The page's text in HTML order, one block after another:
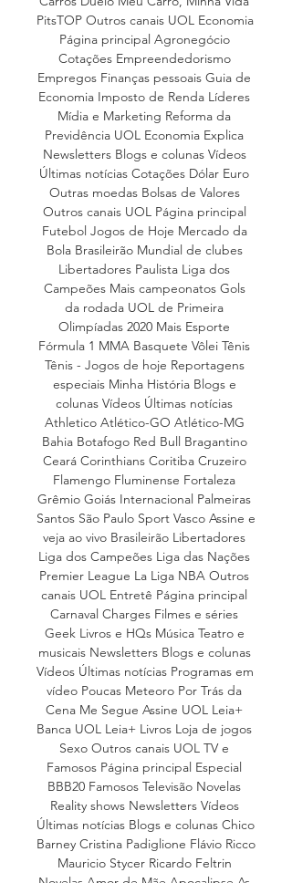
PitsTOP Outros canais UOL Economia
Página principal Agronegócio
Cotações Empreendedorismo
Empregos Finanças pessoais Guia de
Economia Imposto de Renda Líderes
Mídia e Marketing Reforma da
Previdência UOL Economia Explica
Newsletters Blogs e colunas Vídeos
Últimas notícias Cotações Dólar Euro
Outras moedas Bolsas de Valores
Outros canais UOL Página principal
Futebol Jogos de Hoje Mercado da
Bola Brasileirão Mundial de clubes
Libertadores Paulista Liga dos
Campeões Mais campeonatos Gols
da rodada UOL de Primeira
Olimpíadas 2020 Mais Esporte
Fórmula 1 MMA Basquete Vôlei Tênis
Tênis - Jogos de hoje Reportagens
especiais Minha História Blogs e
colunas Vídeos Últimas notícias
Athletico Atlético-GO Atlético-MG
Bahia Botafogo Red Bull Bragantino
Ceará Corinthians Coritiba Cruzeiro
Flamengo Fluminense Fortaleza
Grêmio Goiás Internacional Palmeiras
Santos São Paulo Sport Vasco Assine e
veja ao vivo Brasileirão Libertadores
Liga dos Campeões Liga das Nações
Premier League La Liga NBA Outros
canais UOL Entretê Página principal
Carnaval Charges Filmes e séries
Geek Livros e HQs Música Teatro e
musicais Newsletters Blogs e colunas
Vídeos Últimas notícias Programas em
vídeo Poucas Meteoro Por Trás da
Cena Me Segue Assine UOL Leia+
Banca UOL Leia+ Livros Loja de jogos
Sexo Outros canais UOL TV e
Famosos Página principal Especial
BBB20 Famosos Televisão Novelas
Reality shows Newsletters Vídeos
Últimas notícias Blogs e colunas Chico
Barney Cristina Padiglione Flávio Ricco
Mauricio Stycer Ricardo Feltrin